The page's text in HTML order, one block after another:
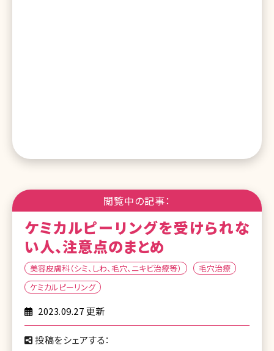
閲覧中の記事：
ケミカルピーリングを受けられな
い人、注意点のまとめ
美容皮膚科（シミ、しわ、毛穴、ニキビ治療等）
毛穴治療
ケミカルピーリング
2023.09.27 更新
投稿をシェアする：